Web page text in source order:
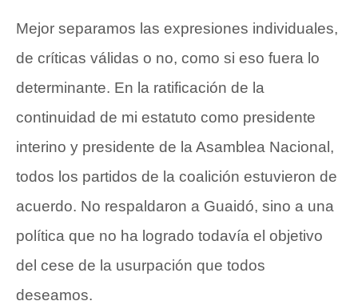
Mejor separamos las expresiones individuales,
de críticas válidas o no, como si eso fuera lo
determinante. En la ratificación de la
continuidad de mi estatuto como presidente
interino y presidente de la Asamblea Nacional,
todos los partidos de la coalición estuvieron de
acuerdo. No respaldaron a Guaidó, sino a una
política que no ha logrado todavía el objetivo
del cese de la usurpación que todos
deseamos.